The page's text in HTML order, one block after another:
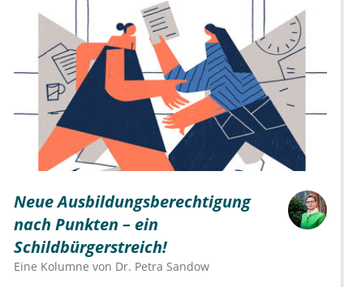
Neue Ausbildungsberechtigung
nach Punkten – ein
Schildbürgerstreich!
Eine Kolumne von Dr. Petra Sandow